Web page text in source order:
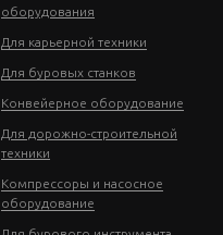
оборудования
Для карьерной техники
Для буровых станков
Конвейерное оборудование
Для дорожно-строительной
техники
Компрессоры и насосное
оборудование